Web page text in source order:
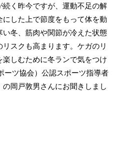
く昨今ですが、運動不足の解
した上で節度をもって体を動
冬、筋肉や関節が冷えた状態
スクも高まります。ケガのリ
しむために冬ランで気をつけ
ーツ協会）公認スポーツ指導者
の岡戸敦男さんにお聞きしまし